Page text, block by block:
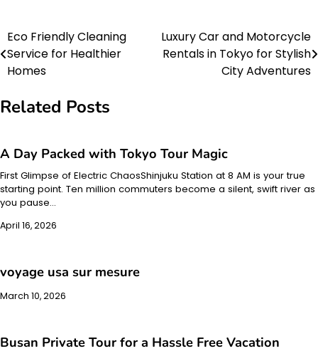
Post
navigation
Eco Friendly Cleaning
Service for Healthier
Homes
Luxury Car and Motorcycle
Rentals in Tokyo for Stylish
City Adventures
Related Posts
A Day Packed with Tokyo Tour Magic
First Glimpse of Electric ChaosShinjuku Station at 8 AM is your true
starting point. Ten million commuters become a silent, swift river as
you pause…
April 16, 2026
voyage usa sur mesure
March 10, 2026
Busan Private Tour for a Hassle Free Vacation